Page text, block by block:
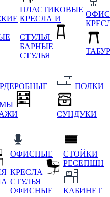
ПЛАСТИКОВЫЕ
КРЕСЛА И
СТУЛЬЯ
БАРНЫЕ
СТУЛЬЯ
ПОЛКИ
СУНДУКИ
ОФИСНЫЕ
КРЕСЛА
СТУЛЬЯ
ОФИСНЫЕ
СТОЙКИ
РЕСЕПШН
КАБИНЕТ